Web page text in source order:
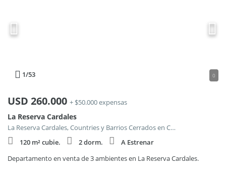
1/53 0
USD 260.000 + $50.000 expensas
La Reserva Cardales
La Reserva Cardales, Countries y Barrios Cerrados en Campana
120 m² cubie.
2 dorm.
A Estrenar
Departamento en venta de 3 ambientes en La Reserva Cardales.